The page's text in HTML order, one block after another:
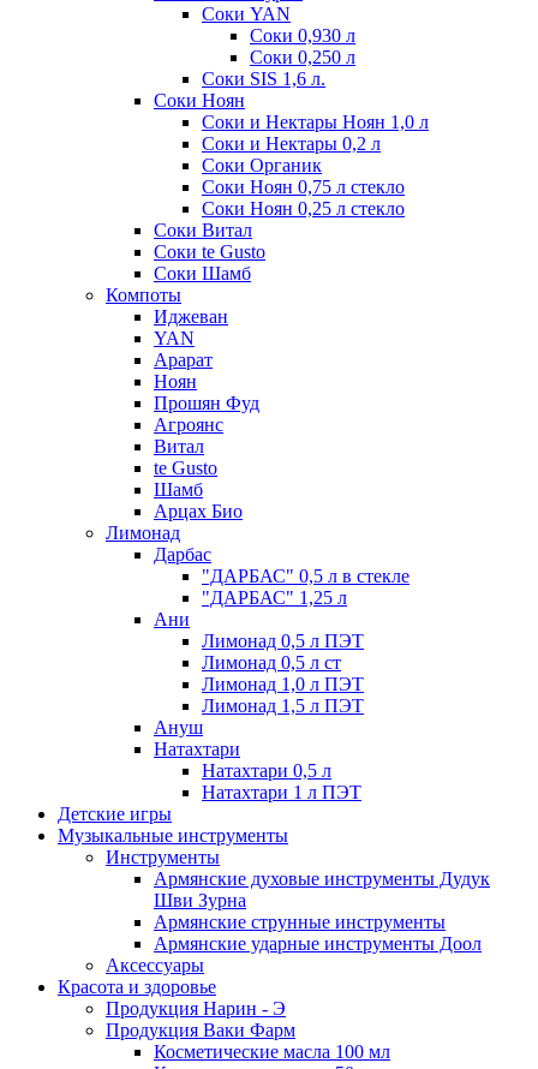
Соки YAN
Соки 0,930 л
Соки 0,250 л
Соки SIS 1,6 л.
Соки Ноян
Соки и Нектары Ноян 1,0 л
Соки и Нектары 0,2 л
Соки Органик
Соки Ноян 0,75 л стекло
Соки Ноян 0,25 л стекло
Соки Витал
Соки te Gusto
Соки Шамб
Компоты
Иджеван
YAN
Арарат
Ноян
Прошян Фуд
Агроянс
Витал
te Gusto
Шамб
Арцах Био
Лимонад
Дарбас
"ДАРБАС" 0,5 л в стекле
"ДАРБАС" 1,25 л
Ани
Лимонад 0,5 л ПЭТ
Лимонад 0,5 л ст
Лимонад 1,0 л ПЭТ
Лимонад 1,5 л ПЭТ
Ануш
Натахтари
Натахтари 0,5 л
Натахтари 1 л ПЭТ
Детские игры
Музыкальные инструменты
Инструменты
Армянские духовые инструменты Дудук
Шви Зурна
Армянские струнные инструменты
Армянские ударные инструменты Доол
Аксессуары
Красота и здоровье
Продукция Нарин - Э
Продукция Ваки Фарм
Косметические масла 100 мл